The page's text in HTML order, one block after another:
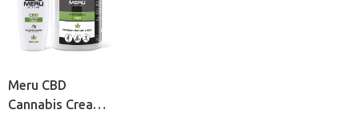
Meru CBD
Cannabis Cream